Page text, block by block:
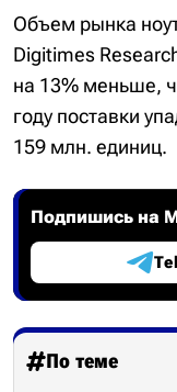
Объем рынка
Digitimes
на 13% меньше,
году поставки
159 млн. единиц.
Подпишись на
По теме